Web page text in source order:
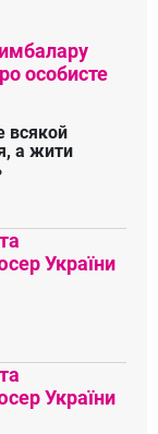
особисте
всякой
а жити
України
України